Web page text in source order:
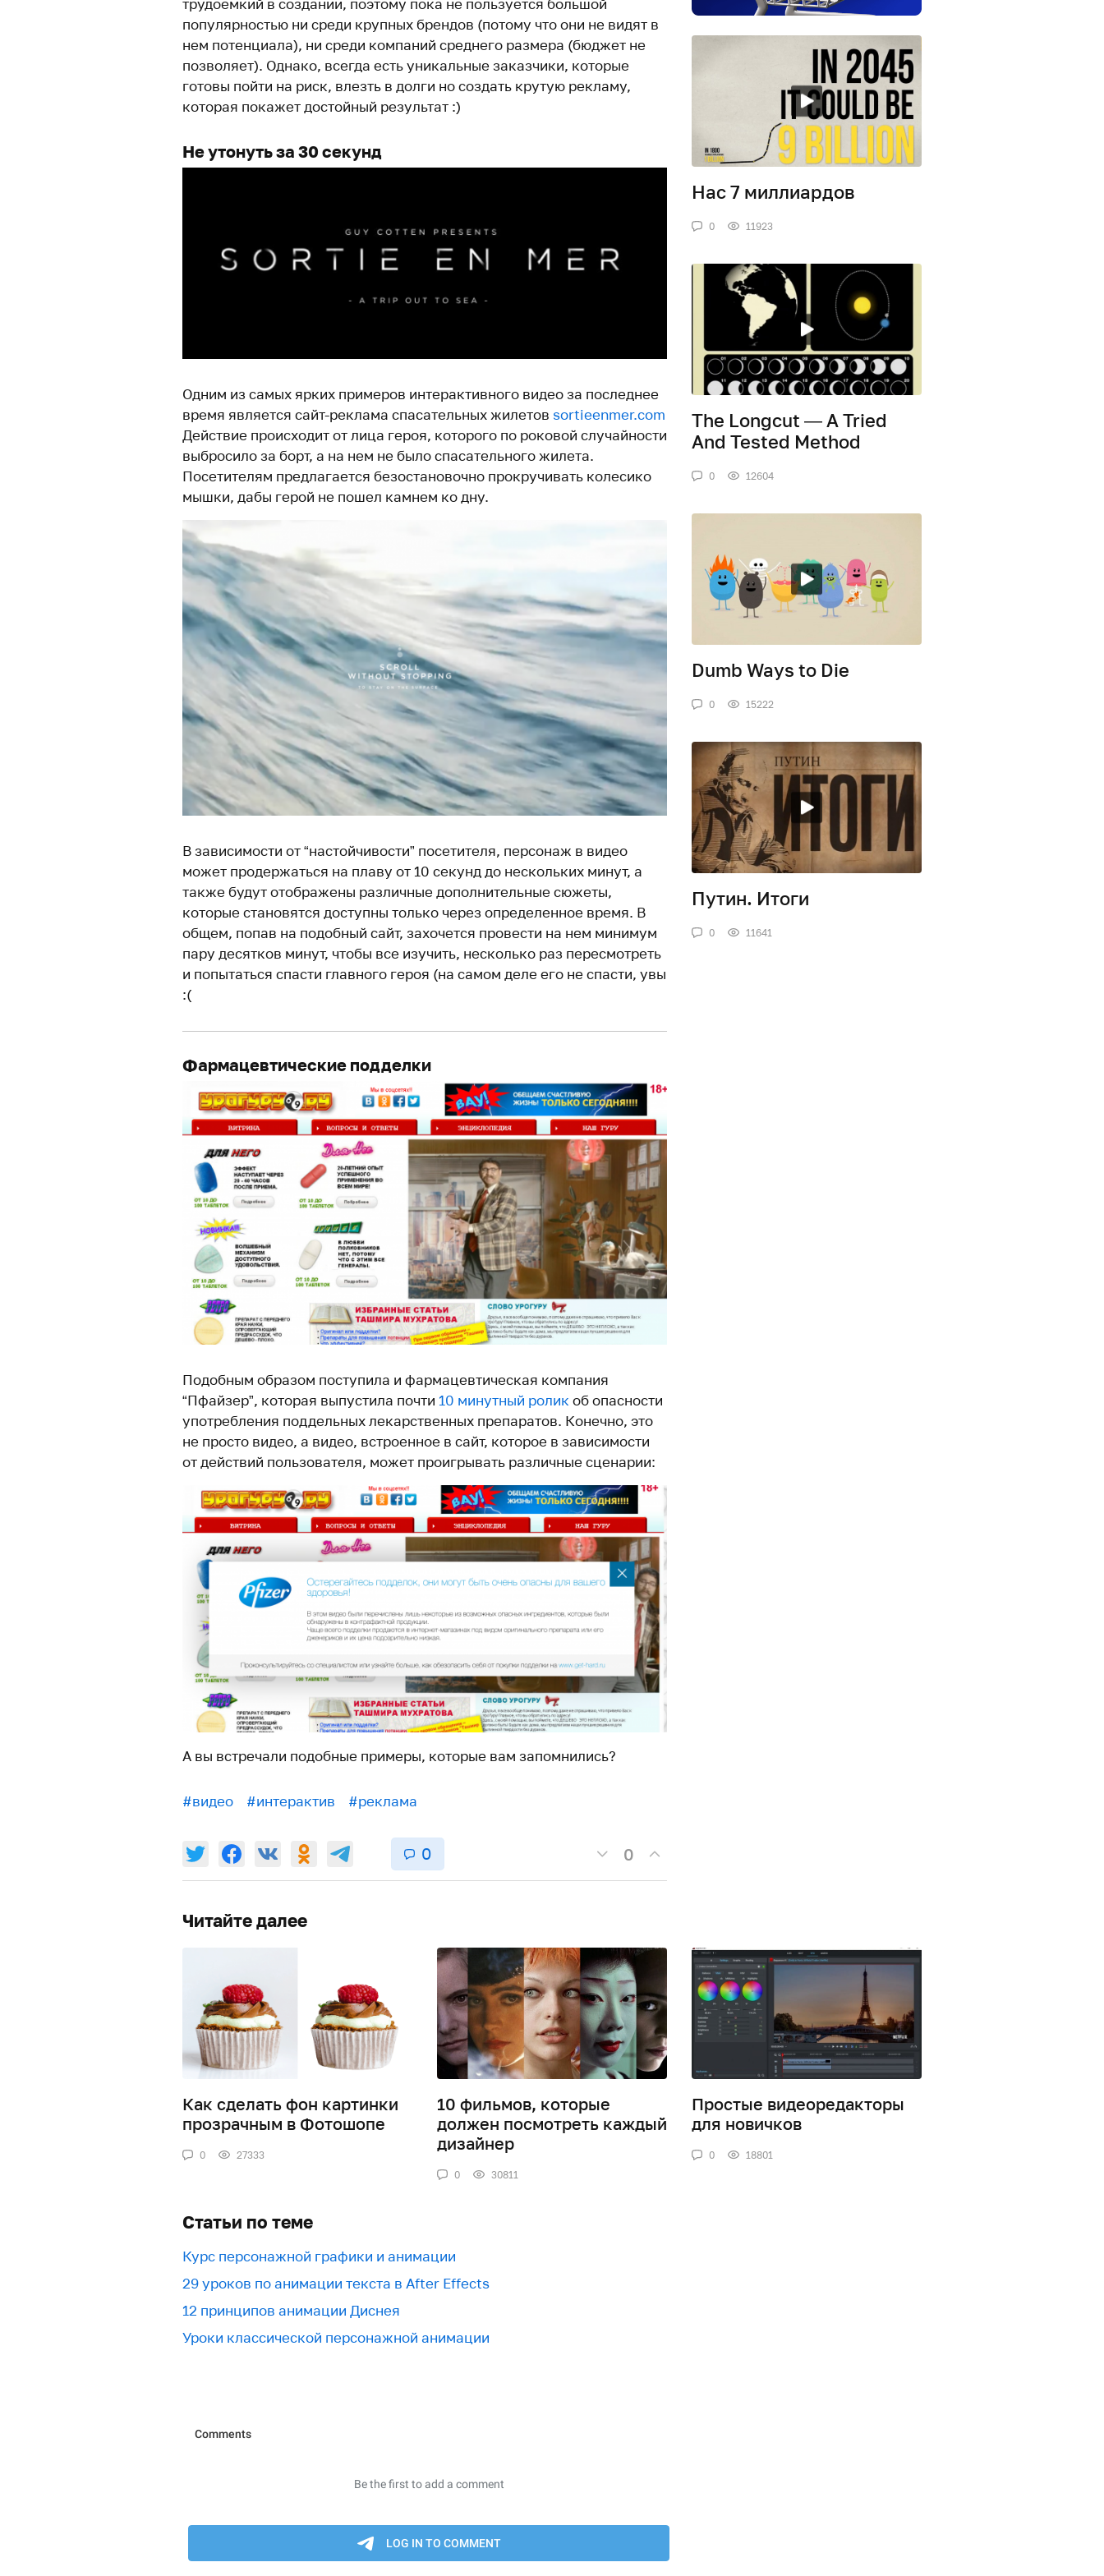
трудоемкий в создании, поэтому пока не пользуется большой
популярностью ни среди крупных брендов (потому что они не видят в
нем потенциала), ни среди компаний среднего размера (бюджет не
позволяет). Однако, всегда есть уникальные заказчики, которые
готовы пойти на риск, влезть в долги но создать крутую рекламу,
которая покажет достойный результат :)
Не утонуть за 30 секунд
Одним из самых ярких примеров интерактивного видео за последнее
время является сайт-реклама спасательных жилетов sortieenmer.com
Действие происходит от лица героя, которого по роковой случайности
выбросило за борт, а на нем не было спасательного жилета.
Посетителям предлагается безостановочно прокручивать колесико
мышки, дабы герой не пошел камнем ко дну.
В зависимости от “настойчивости” посетителя, персонаж в видео
может продержаться на плаву от 10 секунд до нескольких минут, а
также будут отображены различные дополнительные сюжеты,
которые становятся доступны только через определенное время. В
общем, попав на подобный сайт, захочется провести на нем минимум
пару десятков минут, чтобы все изучить, несколько раз пересмотреть
и попытаться спасти главного героя (на самом деле его не спасти, увы
:(
Фармацевтические подделки
Подобным образом поступила и фармацевтическая компания
“Пфайзер”, которая выпустила почти 10 минутный ролик об опасности
употребления поддельных лекарственных препаратов. Конечно, это
не просто видео, а видео, встроенное в сайт, которое в зависимости
от действий пользователя, может проигрывать различные сценарии:
А вы встречали подобные примеры, которые вам запомнились?
#видео #интерактив #реклама
0 0
Нас 7 миллиардов
0 11923
The Longcut — A Tried
And Tested Method
0 12604
Dumb Ways to Die
0 15222
Путин. Итоги
0 11641
Читайте далее
Как сделать фон картинки
прозрачным в Фотошопе
0 27333
10 фильмов, которые
должен посмотреть каждый
дизайнер
0 30811
Простые видеоредакторы
для новичков
0 18801
Статьи по теме
Курс персонажной графики и анимации
29 уроков по анимации текста в After Effects
12 принципов анимации Диснея
Уроки классической персонажной анимации